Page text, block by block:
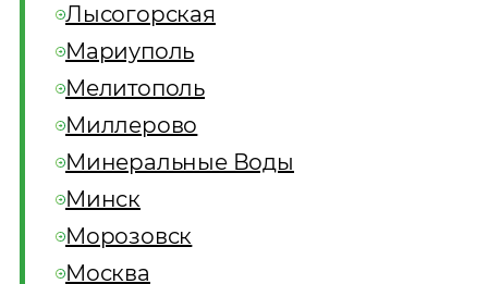
Лысогорская
Мариуполь
Мелитополь
Миллерово
Минеральные Воды
Минск
Морозовск
Москва